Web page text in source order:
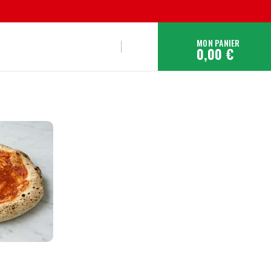
MON PANIER
0,00 €